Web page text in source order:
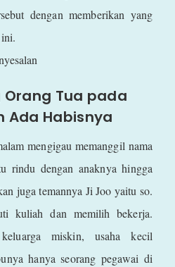
dengan memberikan yang
Orang Tua pada
Ada Habisnya
mengigau memanggil nama
rindu dengan anaknya hingga
juga temannya Ji Joo yaitu so.
kuliah dan memilih bekerja.
miskin, usaha kecil
hanya seorang pegawai di